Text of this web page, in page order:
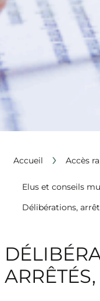
Accueil › Accès
Elus et conseils
Délibérations,